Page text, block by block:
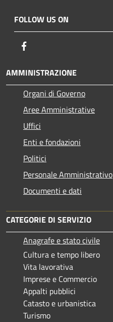
FOLLOW US ON
AMMINISTRAZIONE
Organi di Governo
Aree Amministrative
Uffici
Enti e fondazioni
Politici
Personale Amministrativo
Documenti e dati
CATEGORIE DI SERVIZIO
Anagrafe e stato civile
Cultura e tempo libero
Vita lavorativa
Imprese e Commercio
Appalti pubblici
Catasto e urbanistica
Turismo